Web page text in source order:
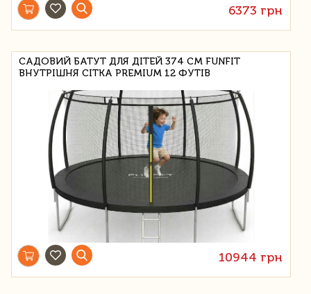
6373 грн
САДОВИЙ БАТУТ ДЛЯ ДІТЕЙ 374 СМ FUNFIT
ВНУТРІШНЯ СІТКА PREMIUM 12 ФУТІВ
10944 грн